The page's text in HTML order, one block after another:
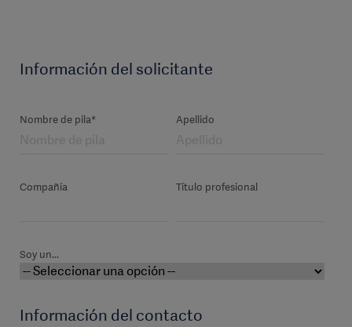
Información del solicitante
Nombre de pila* Apellido
Compañía Título profesional
Soy un...
Información del contacto